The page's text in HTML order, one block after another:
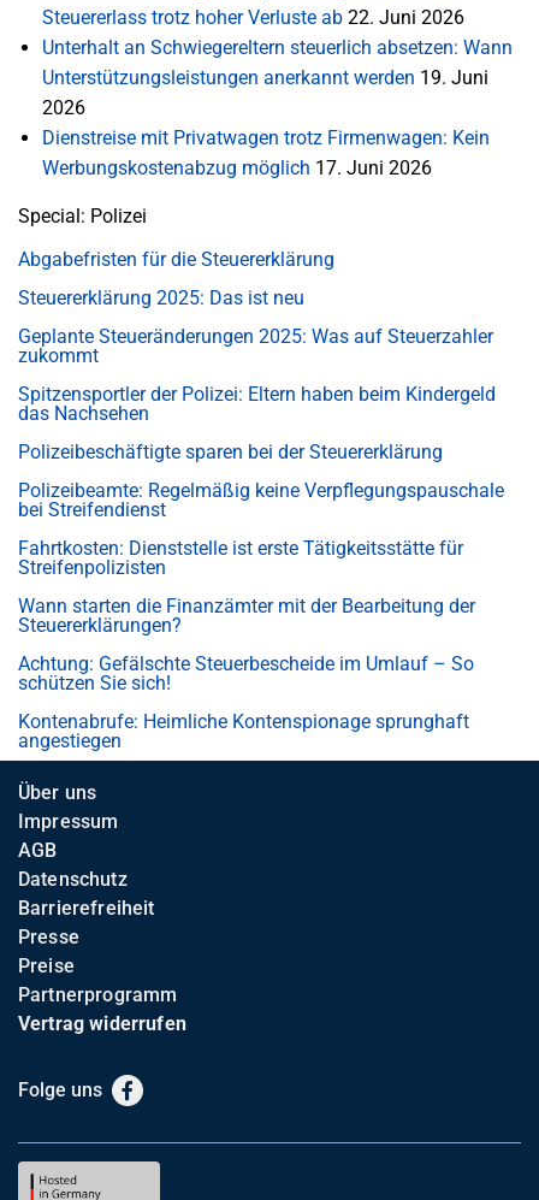
Steuererlass trotz hoher Verluste ab 22. Juni 2026
Unterhalt an Schwiegereltern steuerlich absetzen: Wann
Unterstützungsleistungen anerkannt werden 19. Juni
2026
Dienstreise mit Privatwagen trotz Firmenwagen: Kein
Werbungskostenabzug möglich 17. Juni 2026
Special: Polizei
Abgabefristen für die Steuererklärung
Steuererklärung 2025: Das ist neu
Geplante Steueränderungen 2025: Was auf Steuerzahler
zukommt
Spitzensportler der Polizei: Eltern haben beim Kindergeld
das Nachsehen
Polizeibeschäftigte sparen bei der Steuererklärung
Polizeibeamte: Regelmäßig keine Verpflegungspauschale
bei Streifendienst
Fahrtkosten: Dienststelle ist erste Tätigkeitsstätte für
Streifenpolizisten
Wann starten die Finanzämter mit der Bearbeitung der
Steuererklärungen?
Achtung: Gefälschte Steuerbescheide im Umlauf – So
schützen Sie sich!
Kontenabrufe: Heimliche Kontenspionage sprunghaft
angestiegen
Über uns
Impressum
AGB
Datenschutz
Barrierefreiheit
Presse
Preise
Partnerprogramm
Vertrag widerrufen
Folge uns Facebook